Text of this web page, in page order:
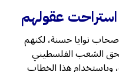
عقولهم
نوايا حسنة، لكنهم
الشعب الفلسطيني
وباستخدام هذا الخطاب